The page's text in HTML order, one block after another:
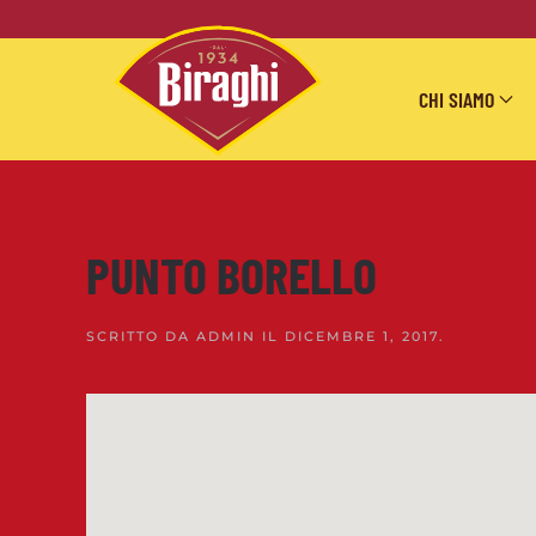
Skip to main content
CHI SIAMO
PUNTO BORELLO
SCRITTO DA ADMIN IL DICEMBRE 1, 2017.